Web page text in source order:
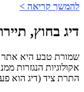
להמשך קריאה >
דיג בחוץ,
שמורת טבע היא אתר
אקולוגיות הנגזרות
התרת ציד (דיג הוא